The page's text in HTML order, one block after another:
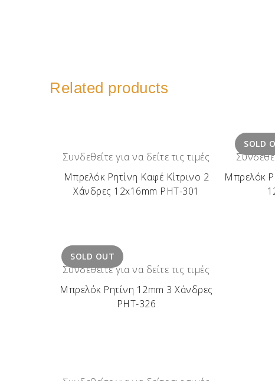
Related products
Συνδεθείτε για να δείτε τις τιμές
Μπρελόκ Ρητίνη Καφέ Κίτρινο 2
Χάνδρες 12x16mm ΡΗΤ-301
SOLD
Μπρελόκ
SOLD OUT
Συνδεθείτε για να δείτε τις τιμές
Μπρελόκ Ρητίνη 12mm 3 Χάνδρες
ΡΗΤ-326